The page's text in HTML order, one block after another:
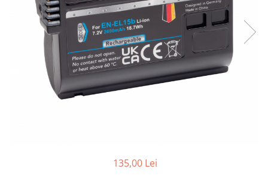
Boxe portabile
Console
POS/Scanere coduri de bare
Scule electrice
135,00 Lei